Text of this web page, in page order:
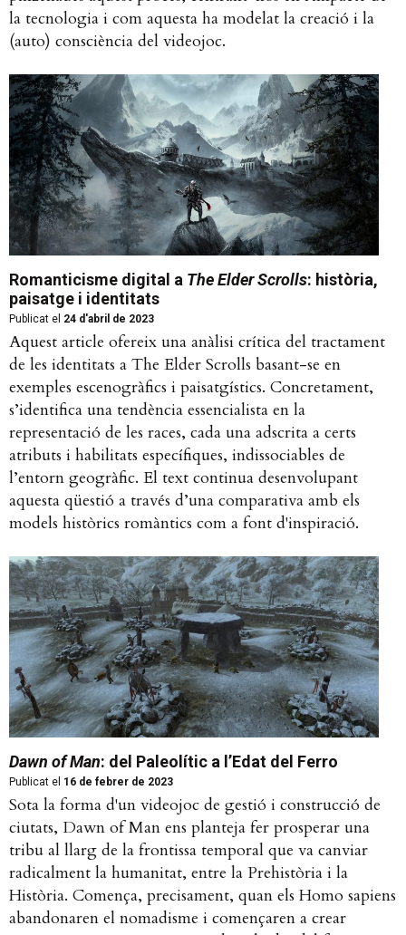
la tecnologia i com aquesta ha modelat la creació i la
(auto) consciència del videojoc.
Romanticisme digital a The Elder Scrolls: història,
paisatge i identitats
Publicat el 24 d'abril de 2023
Aquest article ofereix una anàlisi crítica del tractament
de les identitats a The Elder Scrolls basant-se en
exemples escenogràfics i paisatgístics. Concretament,
s’identifica una tendència essencialista en la
representació de les races, cada una adscrita a certs
atributs i habilitats específiques, indissociables de
l’entorn geogràfic. El text continua desenvolupant
aquesta qüestió a través d’una comparativa amb els
models històrics romàntics com a font d'inspiració.
Dawn of Man: del Paleolític a l’Edat del Ferro
Publicat el 16 de febrer de 2023
Sota la forma d'un videojoc de gestió i construcció de
ciutats, Dawn of Man ens planteja fer prosperar una
tribu al llarg de la frontissa temporal que va canviar
radicalment la humanitat, entre la Prehistòria i la
Història. Comença, precisament, quan els Homo sapiens
abandonaren el nomadisme i començaren a crear